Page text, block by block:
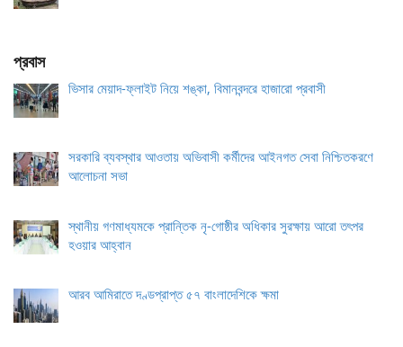
প্রবাস
ভিসার মেয়াদ-ফ্লাইট নিয়ে শঙ্কা, বিমানবন্দরে হাজারো প্রবাসী
সরকারি ব্যবস্থার আওতায় অভিবাসী কর্মীদের আইনগত সেবা নিশ্চিতকরণে
আলোচনা সভা
স্থানীয় গণমাধ্যমকে প্রান্তিক নৃ-গোষ্ঠীর অধিকার সুরক্ষায় আরো তৎপর
হওয়ার আহ্বান
আরব আমিরাতে দণ্ডপ্রাপ্ত ৫৭ বাংলাদেশিকে ক্ষমা